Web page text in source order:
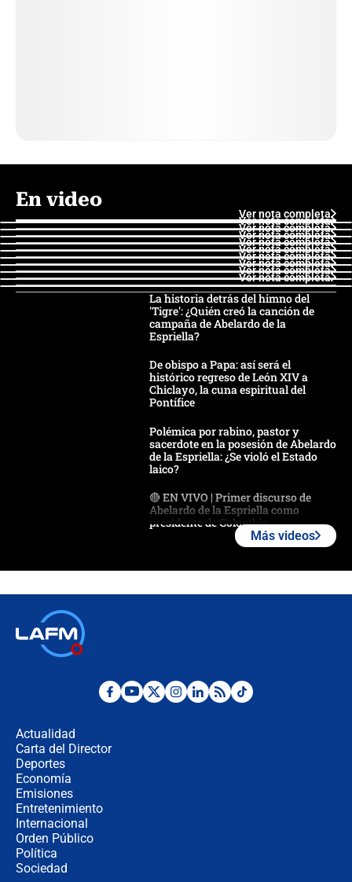
En video
Ver nota completa
Ver nota completa
Ver nota completa
Ver nota completa
Ver nota completa
Ver nota completa
Ver nota completa
Ver nota completa
Ver nota completa
Ver nota completa
La historia detrás del himno del
'Tigre': ¿Quién creó la canción de
campaña de Abelardo de la
Espriella?
De obispo a Papa: así será el
histórico regreso de León XIV a
Chiclayo, la cuna espiritual del
Pontífice
Polémica por rabino, pastor y
sacerdote en la posesión de Abelardo
de la Espriella: ¿Se violó el Estado
laico?
🔴 EN VIVO | Primer discurso de
Abelardo de la Espriella como
presidente de Colombia
Desde dermatitis hasta infecciones:
Más videos
Actualidad
Carta del Director
Deportes
Economía
Emisiones
Entretenimiento
Internacional
Orden Público
Política
Sociedad